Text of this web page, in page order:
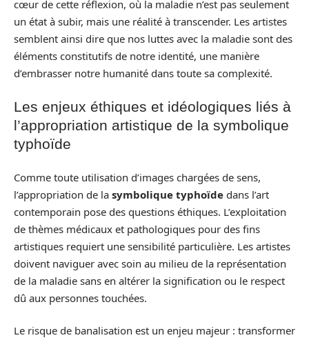
cœur de cette réflexion, où la maladie n’est pas seulement
un état à subir, mais une réalité à transcender. Les artistes
semblent ainsi dire que nos luttes avec la maladie sont des
éléments constitutifs de notre identité, une manière
d’embrasser notre humanité dans toute sa complexité.
Les enjeux éthiques et idéologiques liés à
l’appropriation artistique de la symbolique
typhoïde
Comme toute utilisation d’images chargées de sens,
l’appropriation de la symbolique typhoïde dans l’art
contemporain pose des questions éthiques. L’exploitation
de thèmes médicaux et pathologiques pour des fins
artistiques requiert une sensibilité particulière. Les artistes
doivent naviguer avec soin au milieu de la représentation
de la maladie sans en altérer la signification ou le respect
dû aux personnes touchées.
Le risque de banalisation est un enjeu majeur : transformer